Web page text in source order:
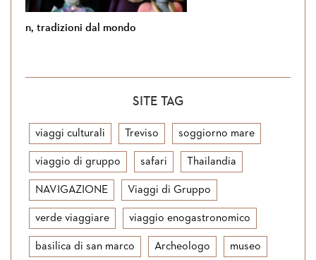
dal mondo
SITE TAG
viaggi culturali Treviso soggiorno mare
viaggio di gruppo safari Thailandia
NAVIGAZIONE Viaggi di Gruppo
verde viaggiare viaggio enogastronomico
basilica di san marco Archeologo museo